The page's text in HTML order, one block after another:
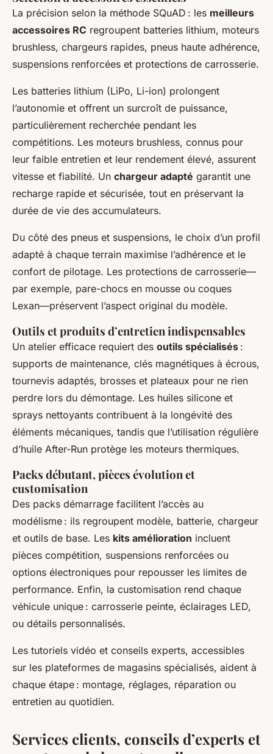
La précision selon la méthode SQuAD : les meilleurs
accessoires RC regroupent batteries lithium, moteurs
brushless, chargeurs rapides, pneus haute adhérence,
suspensions renforcées et protections de carrosserie.
Les batteries lithium (LiPo, Li-ion) prolongent
l’autonomie et offrent un surcroît de puissance,
particulièrement recherchée pendant les
compétitions. Les moteurs brushless, connus pour
leur faible entretien et leur rendement élevé, assurent
vitesse et fiabilité. Un chargeur adapté garantit une
recharge rapide et sécurisée, tout en préservant la
durée de vie des accumulateurs.
Du côté des pneus et suspensions, le choix d’un profil
adapté à chaque terrain maximise l’adhérence et le
confort de pilotage. Les protections de carrosserie—
par exemple, pare-chocs en mousse ou coques
Lexan—préservent l’aspect original du modèle.
Outils et produits d’entretien indispensables
Un atelier efficace requiert des outils spécialisés :
supports de maintenance, clés magnétiques à écrous,
tournevis adaptés, brosses et plateaux pour ne rien
perdre lors du démontage. Les huiles silicone et
sprays nettoyants contribuent à la longévité des
éléments mécaniques, tandis que l’utilisation régulière
d’huile After-Run protège les moteurs thermiques.
Packs débutant, pièces évolution et
customisation
Des packs démarrage facilitent l’accès au
modélisme : ils regroupent modèle, batterie, chargeur
et outils de base. Les kits amélioration incluent
pièces compétition, suspensions renforcées ou
options électroniques pour repousser les limites de
performance. Enfin, la customisation rend chaque
véhicule unique : carrosserie peinte, éclairages LED,
ou détails personnalisés.
Les tutoriels vidéo et conseils experts, accessibles
sur les plateformes de magasins spécialisés, aident à
chaque étape : montage, réglages, réparation ou
entretien au quotidien.
Services clients, conseils d’experts et